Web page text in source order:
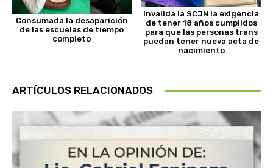
Consumada la desaparición
de las escuelas de tiempo
completo
Invalida la SCJN la exigencia
de tener 18 años cumplidos
para que las personas trans
puedan tener nueva acta de
nacimiento
ARTÍCULOS RELACIONADOS